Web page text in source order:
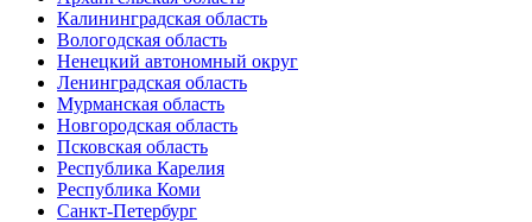
Калининградская область
Вологодская область
Ненецкий автономный округ
Ленинградская область
Мурманская область
Новгородская область
Псковская область
Республика Карелия
Республика Коми
Санкт-Петербург